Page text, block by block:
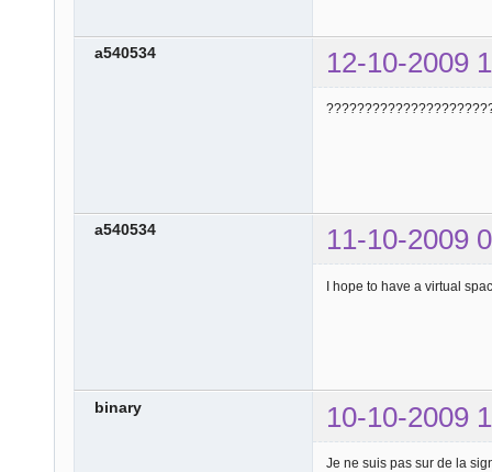
a540534 12-10-2009
a540534 11-10-2009
I hope to have a virtual
binary 10-10-2009
Je ne suis pas sur de la